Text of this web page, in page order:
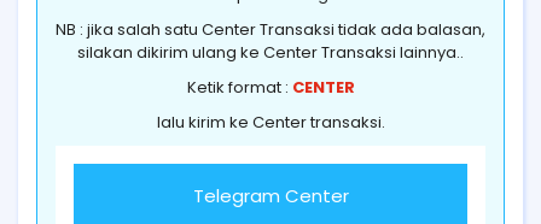
NB : jika salah satu Center Transaksi tidak ada balasan,
silakan dikirim ulang ke Center Transaksi lainnya..
Ketik format : CENTER
lalu kirim ke Center transaksi.
Telegram Center